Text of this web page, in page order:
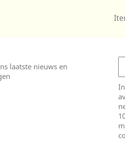
laatste nieuws en